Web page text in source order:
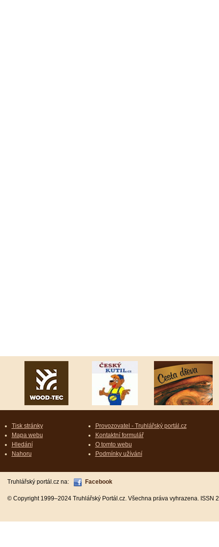
Tisk stránky
Mapa webu
Hledání
Nahoru
Provozovatel - Truhlářský portál.cz
Kontaktní formulář
O tomto webu
Podmínky užívání
Truhlářský portál.cz na: Facebook
© Copyright 1999–2024 Truhlářský Portál.cz. Všechna práva vyhrazena.